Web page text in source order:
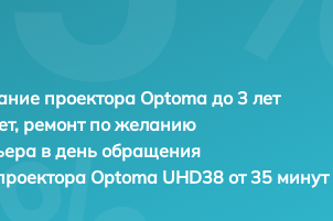
проектора Optoma до 3 лет
ремонт по желанию
в день обращения
Optoma UHD38 от 35 минут